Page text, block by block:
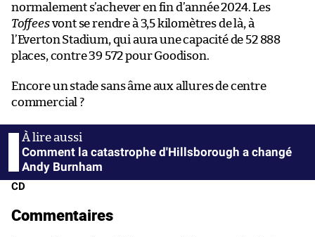
normalement s’achever en fin d’année 2024. Les
Toffeesvont se rendre à 3,5 kilomètres de là, à
l’Everton Stadium, qui aura une capacité de 52 888
places, contre 39 572 pour Goodison.
Encore un stade sans âme aux allures de centre
commercial ?
Comment la catastrophe d'Hillsborough a changé
Andy Burnham
CD
Commentaires